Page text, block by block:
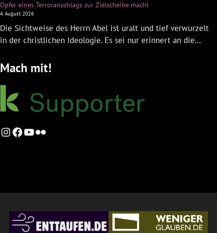
Opfer eines Terroranschlags zur Zielscheibe macht
4. August 2026
Die Sichtweise des Herrn Abel ist uralt und tief verwurzelt
in der christlichen Ideologie. Es sei nur erinnert an die…
Mach mit!
Instagram
Facebook
YouTube
Flickr